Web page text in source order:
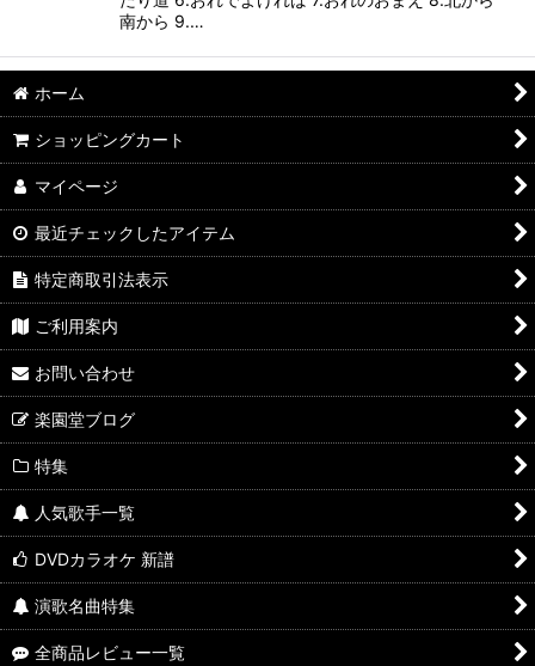
南から 9.…
ホーム
ショッピングカート
マイページ
最近チェックしたアイテム
特定商取引法表示
ご利用案内
お問い合わせ
楽園堂ブログ
特集
人気歌手一覧
DVDカラオケ 新譜
演歌名曲特集
全商品レビュー一覧